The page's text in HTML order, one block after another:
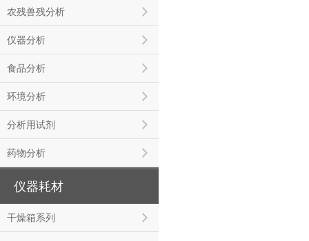
农残兽残分析
仪器分析
食品分析
环境分析
分析用试剂
药物分析
仪器耗材
干燥箱系列